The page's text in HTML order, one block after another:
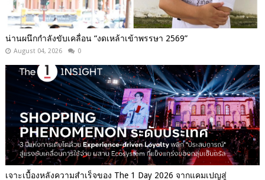
น่านผนึกกำลังขับเคลื่อน “งดเหล้าเข้าพรรษา 2569”
August 04, 2026 0
เจาะเบื้องหลังความสำเร็จของ The 1 Day 2026 จากแคมเปญสู่